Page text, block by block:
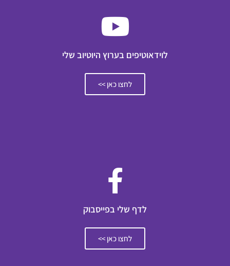
לוידאוטיפים בערוץ היוטיוב שלי
לחצו כאן >>
לדף שלי בפייסבוק
לחצו כאן >>